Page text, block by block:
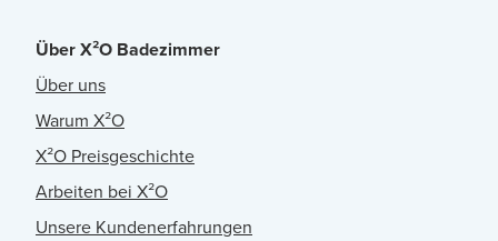
Über X²O Badezimmer
Über uns
Warum X²O
X²O Preisgeschichte
Arbeiten bei X²O
Unsere Kundenerfahrungen